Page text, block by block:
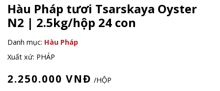
Hàu Pháp tươi Tsarskaya Oyster
N2 | 2.5kg/hộp 24 con
Danh mục: Hàu Pháp
Xuất xứ: PHÁP
2.250.000 VNĐ /HỘP